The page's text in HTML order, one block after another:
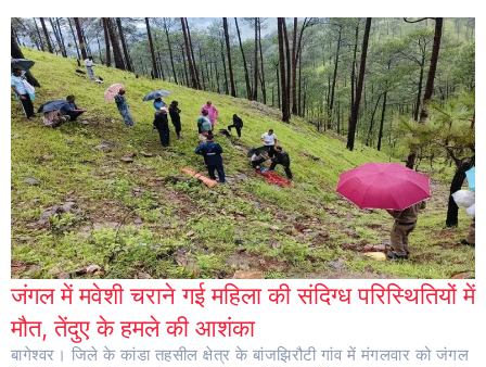
जंगल में मवेशी चराने गई महिला की संदिग्ध परिस्थितियों में
मौत, तेंदुए के हमले की आशंका
बागेश्वर। जिले के कांडा तहसील क्षेत्र के बांजझिरौटी गांव में मंगलवार को जंगल